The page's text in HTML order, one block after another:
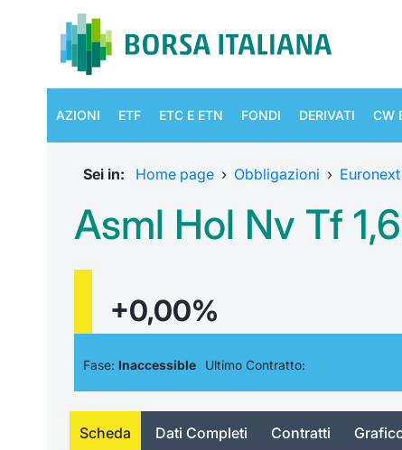
AZIONI ETF ETC E ETN FONDI DERIVATI CW
Sei in: Home page › Obbligazioni ›
Asml Hol Nv Tf
+0,00%
Fase: Inaccessible Ultimo Contratto:
Scheda Dati Completi Contratti